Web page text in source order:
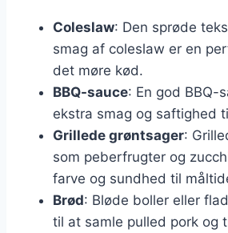
Coleslaw: Den sprøde
smag af coleslaw er en
det møre kød.
BBQ-sauce: En god BBQ-
ekstra smag og saftighed
Grillede grøntsager:
som peberfrugter og
farve og sundhed til
Brød: Bløde boller eller
til at samle pulled pork og